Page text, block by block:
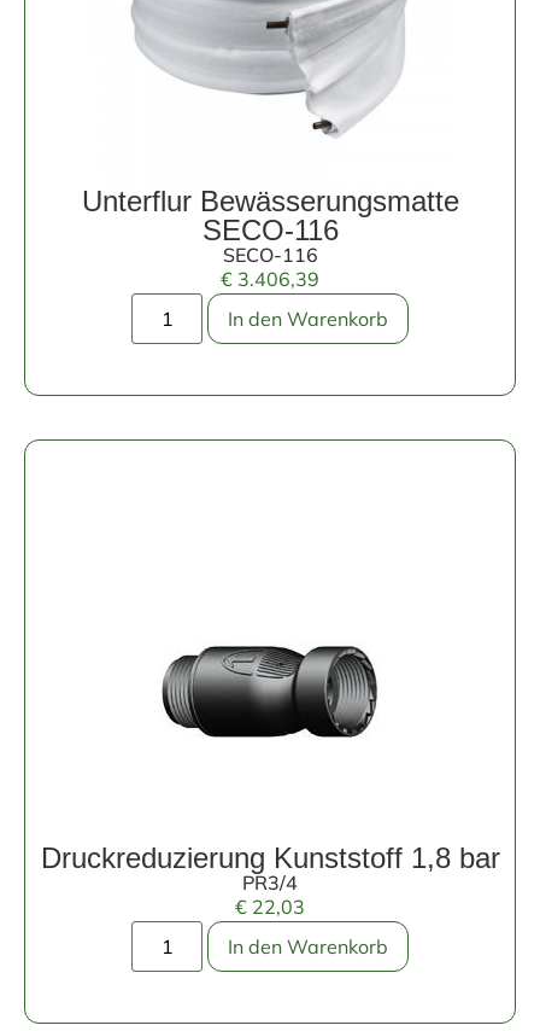
Unterflur Bewässerungsmatte
SECO-116
SECO-116
€ 3.406,39
In den Warenkorb
Druckreduzierung Kunststoff 1,8 bar
PR3/4
€ 22,03
In den Warenkorb